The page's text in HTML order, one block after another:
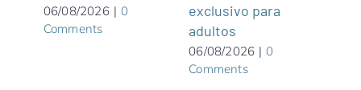
06/08/2026 | 0
Comments
exclusivo para
adultos
06/08/2026 | 0
Comments